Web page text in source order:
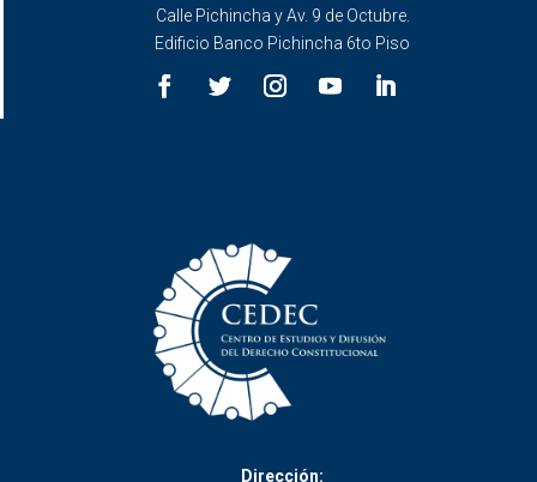
Calle Pichincha y Av. 9 de Octubre.
Edificio Banco Pichincha 6to Piso
Dirección: